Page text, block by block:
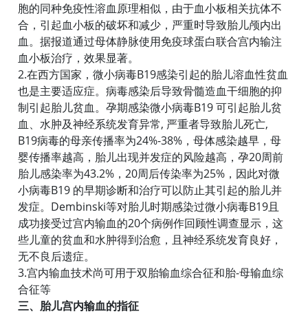
胞的同种免疫性溶血原理相似，由于血小板相关抗体不
合，引起血小板的破坏和减少，严重时导致胎儿颅内出
血。据报道通过母体静脉使用免疫球蛋白联合宫内输注
血小板治疗，效果显著。
2.在西方国家，微小病毒B19感染引起的胎儿溶血性贫血
也是主要适应症。病毒感染后导致骨髓造血干细胞的抑
制引起胎儿贫血。孕期感染微小病毒B19 可引起胎儿贫
血、水肿及神经系统发育异常, 严重者导致胎儿死亡,
B19病毒的母亲传播率为24%-38%，母体感染越早，母
婴传播率越高，胎儿出现并发症的风险越高，孕20周前
胎儿感染率为43.2%，20周后传染率为25%，因此对微
小病毒B19 的早期诊断和治疗可以防止其引起的胎儿并
发症。Dembinski等对胎儿时期感染过微小病毒B19且
成功接受过宫内输血的20个病例作回顾性调查显示，这
些儿童的贫血和水肿得到治愈，且神经系统发育良好，
无不良后遗症。
3.宫内输血技术尚可用于双胎输血综合征和胎-母输血综
合征等
三、胎儿宫内输血的指征